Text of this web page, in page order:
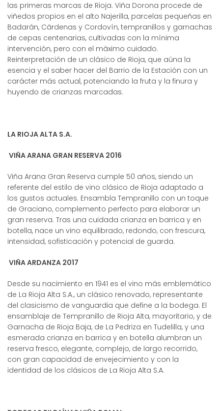
las primeras marcas de Rioja. Viña Dorona procede de
viñedos propios en el alto Najerilla, parcelas pequeñas en
Badarán, Cárdenas y Cordovín, tempranillos y garnachas
de cepas centenarias, cultivadas con la mínima
intervención, pero con el máximo cuidado.
Reinterpretación de un clásico de Rioja, que aúna la
esencia y el saber hacer del Barrio de la Estación con un
carácter más actual, potenciando la fruta y la finura y
huyendo de crianzas marcadas.
LA RIOJA ALTA S.A.
VIÑA ARANA GRAN RESERVA 2016
Viña Arana Gran Reserva cumple 50 años, siendo un
referente del estilo de vino clásico de Rioja adaptado a
los gustos actuales. Ensambla Tempranillo con un toque
de Graciano, complemento perfecto para elaborar un
gran reserva. Tras una cuidada crianza en barrica y en
botella, nace un vino equilibrado, redondo, con frescura,
intensidad, sofisticación y potencial de guarda.
VIÑA ARDANZA 2017
Desde su nacimiento en 1941 es el vino más emblemático
de La Rioja Alta S.A., un clásico renovado, representante
del clasicismo de vanguardia que define a la bodega. El
ensamblaje de Tempranillo de Rioja Alta, mayoritario, y de
Garnacha de Rioja Baja, de La Pedriza en Tudelilla, y una
esmerada crianza en barrica y en botella alumbran un
reserva fresco, elegante, complejo, de largo recorrido,
con gran capacidad de envejecimiento y con la
identidad de los clásicos de La Rioja Alta S.A.